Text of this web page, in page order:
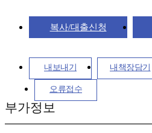
복사/대출신청
내보내기 내책장담기
오류접수
부가정보